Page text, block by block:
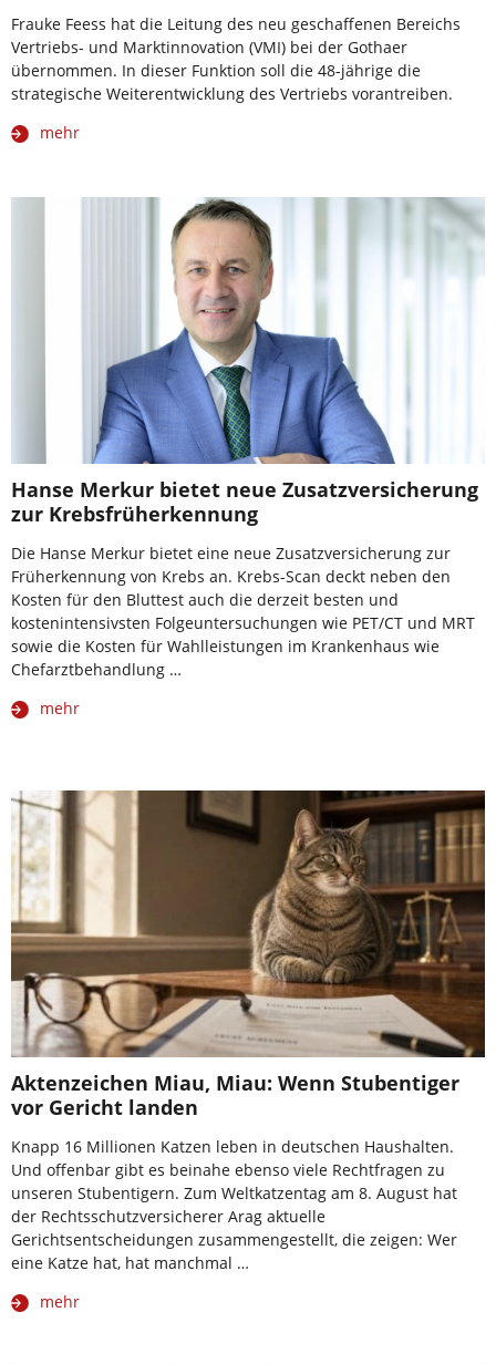
Frauke Feess hat die Leitung des neu geschaffenen Bereichs
Vertriebs- und Marktinnovation (VMI) bei der Gothaer
übernommen. In dieser Funktion soll die 48-jährige die
strategische Weiterentwicklung des Vertriebs vorantreiben.
mehr
Hanse Merkur bietet neue Zusatzversicherung
zur Krebsfrüherkennung
Die Hanse Merkur bietet eine neue Zusatzversicherung zur
Früherkennung von Krebs an. Krebs-Scan deckt neben den
Kosten für den Bluttest auch die derzeit besten und
kostenintensivsten Folgeuntersuchungen wie PET/CT und MRT
sowie die Kosten für Wahlleistungen im Krankenhaus wie
Chefarztbehandlung …
mehr
Aktenzeichen Miau, Miau: Wenn Stubentiger
vor Gericht landen
Knapp 16 Millionen Katzen leben in deutschen Haushalten.
Und offenbar gibt es beinahe ebenso viele Rechtfragen zu
unseren Stubentigern. Zum Weltkatzentag am 8. August hat
der Rechtsschutzversicherer Arag aktuelle
Gerichtsentscheidungen zusammengestellt, die zeigen: Wer
eine Katze hat, hat manchmal …
mehr